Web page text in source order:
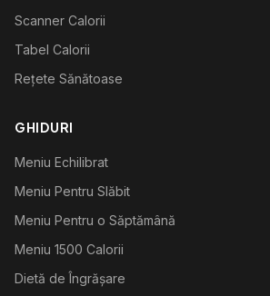
Scanner Calorii
Tabel Calorii
Rețete Sănătoase
GHIDURI
Meniu Echilibrat
Meniu Pentru Slăbit
Meniu Pentru o Săptămână
Meniu 1500 Calorii
Dietă de Îngrășare